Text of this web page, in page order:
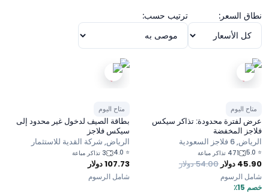
نطاق السعر:
ترتيب حسب:
متاح اليوم
عرض لفترة محدودة: تذاكر سيكس
فلاجز المخفضة
الرياض, 6 فلاجز السعودية
⭐
5.0 471 تذاكر مباعة
45.90 دولار 54.00دولار
خصم 15٪
شامل الرسوم
متاح اليوم
بطاقة الصيف لدخول غير محدود إلى
سيكس فلاجز
الرياض, شركة القدية للاستثمار
⭐
4.0 3 تذاكر مباعة
107.73دولار
شامل الرسوم